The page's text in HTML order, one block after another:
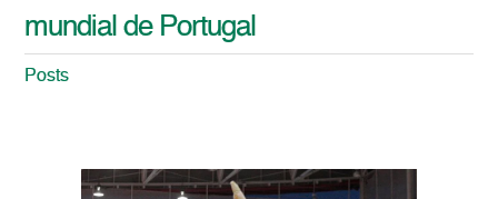
mundial de Portugal
Posts